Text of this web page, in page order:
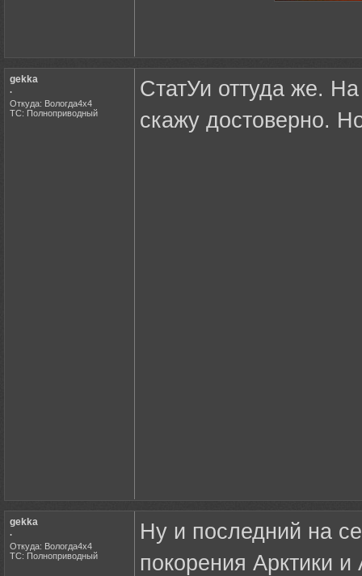
gekka
.
Откуда: Вологда4х4
ТС: Полноприводный
СтатУи оттуда же.
скажу достоверно.
gekka
.
Откуда: Вологда4х4
ТС: Полноприводный
Ну и последний на
покорения Арктики